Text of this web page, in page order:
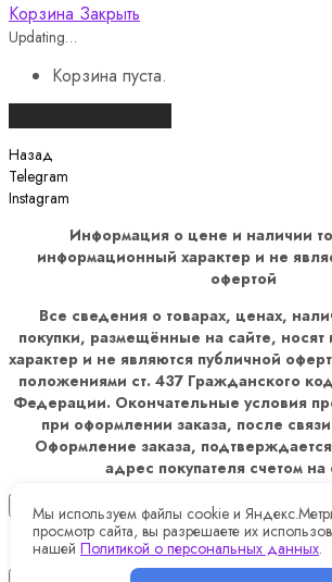
Корзина Закрыть
Updating…
Корзина пуста.
Назад
Telegram
Instagram
Информация о цене и наличии
информационный характер и не
офертой
Все сведения о товарах, ценах,
покупки, размещённые на сайте,
характер и не являются публичной
положениями ст. 437 Гражданского
Федерации. Окончательные условия
при оформлении заказа, после
Оформление заказа,
адрес покупателя счетом на
Мы используем файлы cookie и
просмотр сайта, вы разрешаете их
нашей Политикой о персональных данных.